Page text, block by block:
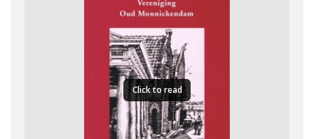
Click to read